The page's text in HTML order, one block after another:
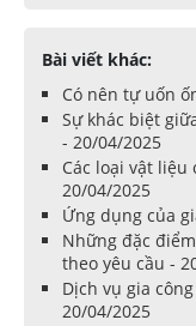
Bài viết khác:
Có nên tự uốn
Sự khác biệt
- 20/04/2025
Các loại vật liệu
20/04/2025
Ứng dụng của
Những đặc
theo yêu cầu -
Dịch vụ gia
20/04/2025